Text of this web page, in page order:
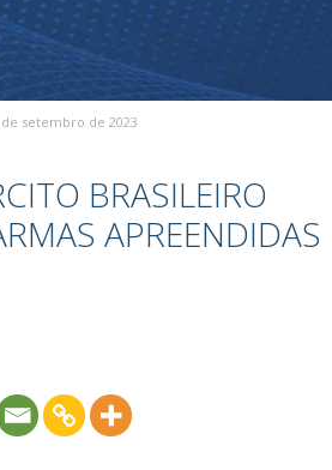
de setembro de 2023
BRASILEIRO
APREENDIDAS